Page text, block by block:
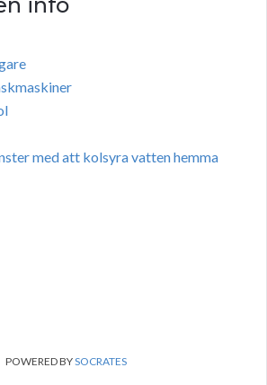
med att kolsyra vatten hemma
POWERED BYSOCRATES